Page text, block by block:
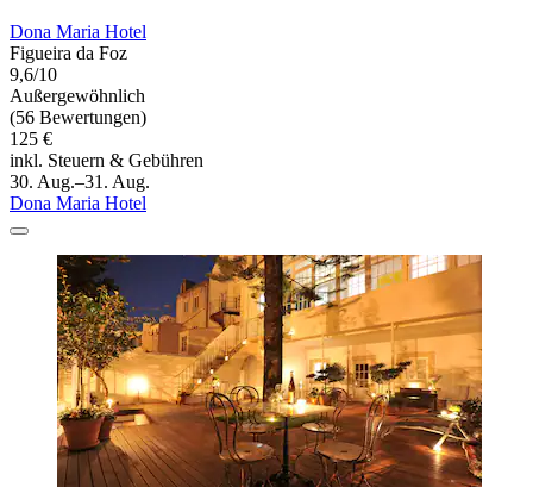
Dona Maria Hotel
Figueira da Foz
9,6/10
Außergewöhnlich
(56 Bewertungen)
125 €
inkl. Steuern & Gebühren
30. Aug.–31. Aug.
Dona Maria Hotel